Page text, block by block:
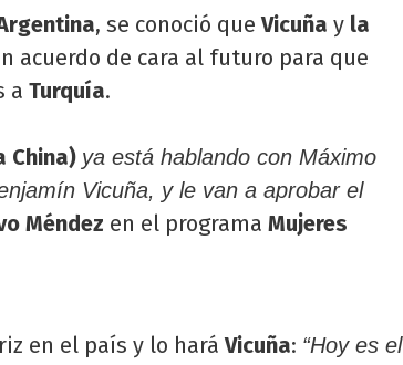
, se conoció queVicuña y la
acuerdo de cara al futuro para que
a Turquía.
China) ya está hablando con Máximo
Vicuña, y le van a aprobar el
Méndez en el programa Mujeres
en el país y lo haráVicuña: “Hoy es el